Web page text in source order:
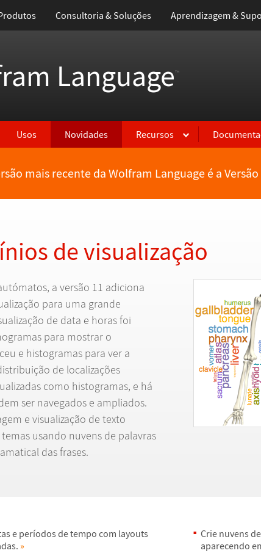
Consultoria & Soluções Aprendizagem &
Language™
Usos Novidades Recursos
mais recente da Wolfram Language é a Versão
de visualização
ómatos, a versão 11 adiciona
ção para uma grande
ção de data e horas foi
para mostrar o
e histogramas para ver a
ção de localizações
como histogramas, e há
ser navegados e ampliados.
e visualização de texto
usando nuvens de palavras
das frases.
e períodos de tempo com layouts
»
Crie nuvens
aparecendo